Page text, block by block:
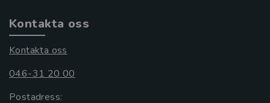
Kontakta oss
Kontakta oss
046-31 20 00
Postadress: